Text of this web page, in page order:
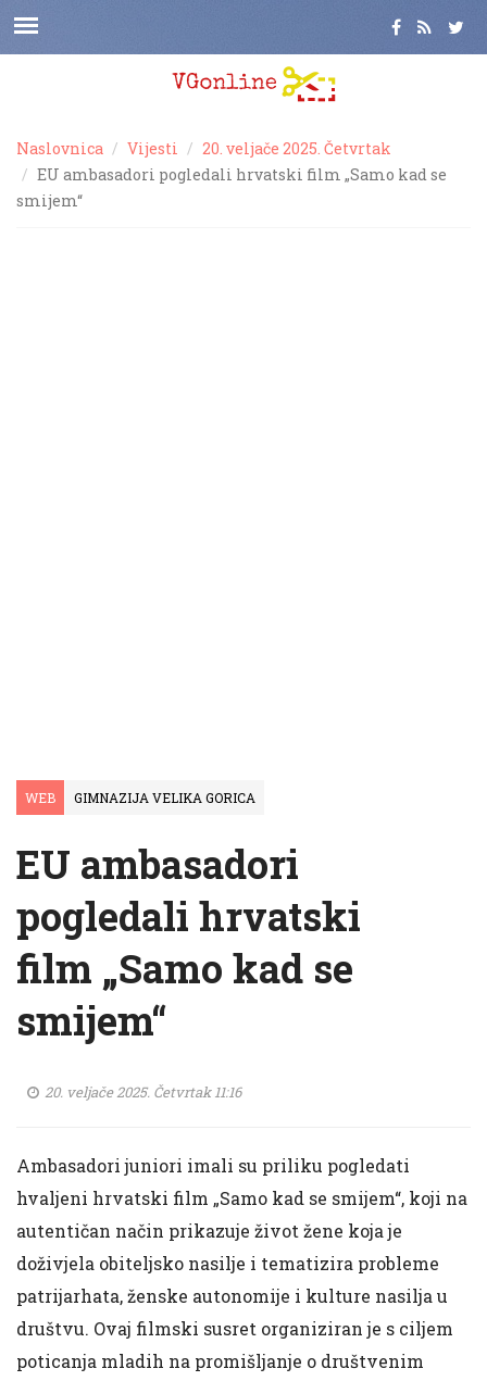
Naslovnica Vijesti
20. veljače 2025. Četvrtak
EU ambasadori pogledali hrvatski film „Samo kad se
smijem“
WEB GIMNAZIJA VELIKA GORICA
EU ambasadori
pogledali hrvatski
film „Samo kad se
smijem“
20. veljače 2025. Četvrtak 11:16
Ambasadori juniori imali su priliku pogledati
hvaljeni hrvatski film „Samo kad se smijem“, koji na
autentičan način prikazuje život žene koja je
doživjela obiteljsko nasilje i tematizira probleme
patrijarhata, ženske autonomije i kulture nasilja u
društvu. Ovaj filmski susret organiziran je s ciljem
poticanja mladih na promišljanje o društvenim